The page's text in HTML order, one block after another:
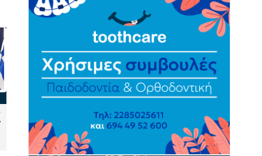
Ξεκινά πιλοτικά το
πρόγραμμα «Tinos Circular
Business» σε Κιόνια και Άγιο
Φωκά
Συλλήψεις σε Πάρο, Άνδρο,
Μύκονο και Σύρο για
παραβάσεις του ΚΟΚ,
κακομεταχείριση ζώων και
ηχορύπανση